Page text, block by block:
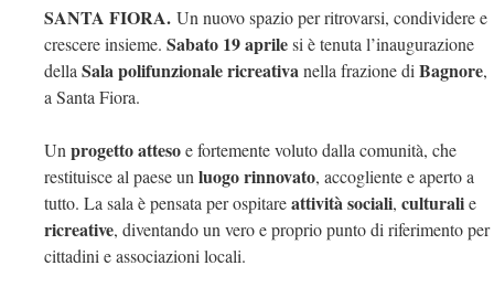
SANTA FIORA. Un nuovo spazio per ritrovarsi, condividere e
crescere insieme. Sabato 19 aprilesi è tenuta l’inaugurazione
dellaSala polifunzionale ricreativanella frazione diBagnore,
a Santa Fiora.
Unprogetto attesoe fortemente voluto dalla comunità, che
restituisce al paese unluogo rinnovato, accogliente e aperto a
tutto. La sala è pensata per ospitareattivitàsociali, culturalie
ricreative, diventando un vero e proprio punto di riferimento per
cittadini e associazioni locali.